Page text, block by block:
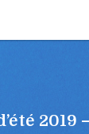
2019